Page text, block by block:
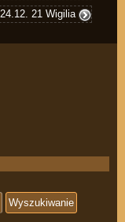
24.12. 21 Wigilia